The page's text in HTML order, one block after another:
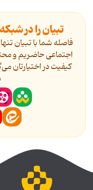
تبیان را در
فاصله شما با تبیان
اجتماعی حاضریم و
کیفیت در اختیارتان